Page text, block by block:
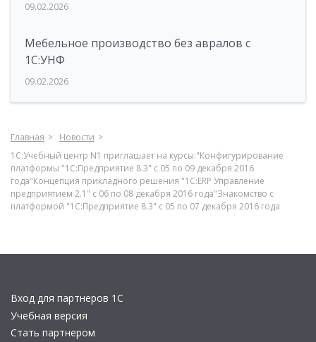
09.02.2026
Мебельное производство без авралов с
1С:УНФ
09.02.2026
Главная
Новости
1С:Учебный центр N1 приглашает на курсы:"Конфигурирование
платформы "1С:Предприятие 8.3" с 05 по 09 декабря 2016
года"Концепция прикладного решения "1С:ERP Управление
предприятием 2.1" с 06 по 08 декабря 2016 года"Знакомство с
платформой "1C:Предприятие 8.3" с 05 по 07 декабря 2016 года
Вход для партнеров 1С
Учебная версия
Стать партнером